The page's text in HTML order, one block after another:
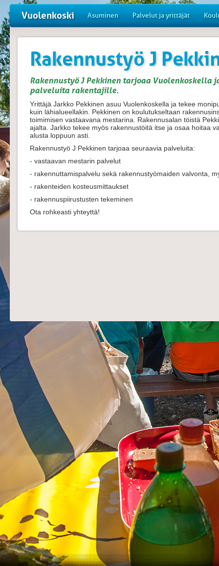
Vuolenkoski Asuminen Palvelut ja yrittäjät
Rakennustyö J
Rakennustyö J Pekkinen tarjoaa
palveluita rakentajille.
Yrittäjä Jarkko Pekkinen asuu Vuolenkoskella ja tekee
kuin lähialueellakin. Pekkinen on koulutukseltaan
toimimisen vastaavana mestarina. Rakennusalan töistä
ajalta. Jarkko tekee myös rakennustöitä itse ja osaa hoitaa
alusta loppuun asti.
Rakennustyö J Pekkinen tarjoaa seuraavia palveluita:
- vastaavan mestarin palvelut
- rakennuttamispalvelu sekä rakennustyömaiden valvonta,
- rakenteiden kosteusmittaukset
- rakennuspiirustusten tekeminen
Ota rohkeasti yhteyttä!